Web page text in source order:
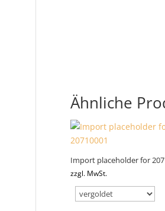
Ähnliche
Import placeholder for
zzgl. MwSt.